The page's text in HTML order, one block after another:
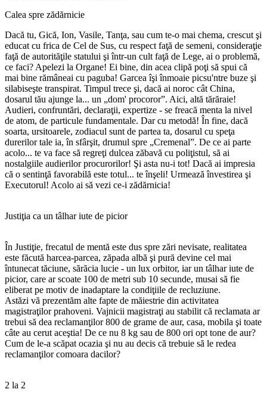
Calea spre zădărnicie
Dacă tu, Gică, Ion, Vasile, Tanţa, sau cum te-o mai chema, crescut şi
educat cu frica de Cel de Sus, cu respect faţă de semeni, consideraţie
faţă de autorităţile statului şi într-un cult faţă de Lege, ai o problemă,
ce faci? Apelezi la Organe! Ei bine, din acea clipă poţi să spui că
mai bine rămâneai cu paguba! Garcea îşi înmoaie picsu'ntre buze şi
silabiseşte transpirat. Timpul trece şi, dacă ai noroc cât China,
dosarul tău ajunge la... un „dom' procoror”. Aici, altă tărăraie!
Audieri, confruntări, declaraţii, expertize - se freacă menta la nivel
de atom, de particule fundamentale. Dar cu metodă! În fine, dacă
soarta, ursitoarele, zodiacul sunt de partea ta, dosarul cu speţa
durerilor tale ia, în sfârşit, drumul spre „Cremenal”. De ce ai parte
acolo... te va face să regreţi dulcea zăbavă cu poliţistul, să ai
nostalgiile audierilor procurorilor! Şi asta nu-i tot! Dacă ai impresia
că o sentinţă favorabilă este totul... te înşeli! Urmează învestirea şi
Executorul! Acolo ai să vezi ce-i zădărnicia!
Justiţia ca un tâlhar iute de picior
În Justiţie, frecatul de mentă este dus spre zări nevisate, realitatea
este făcută harcea-parcea, zăpada albă şi pură devine cel mai
întunecat tăciune, sărăcia lucie - un lux orbitor, iar un tâlhar iute de
picior, care ar scoate 100 de metri sub 10 secunde, musai să fie
eliberat pe motiv de inadaptare la condiţiile de recluziune.
Astăzi vă prezentăm alte fapte de măiestrie din activitatea
magistraţilor prahoveni. Vajnicii magistraţi au stabilit că reclamata ar
trebui să dea reclamanţilor 800 de grame de aur, casa, mobila şi toate
câte au cerut aceştia! De ce nu 8 kg sau de 800 ori opt tone de aur?
Cum de le-a scăpat ocazia şi nu au decis că trebuie să le redea
reclamanţilor comoara dacilor?
2 la 2